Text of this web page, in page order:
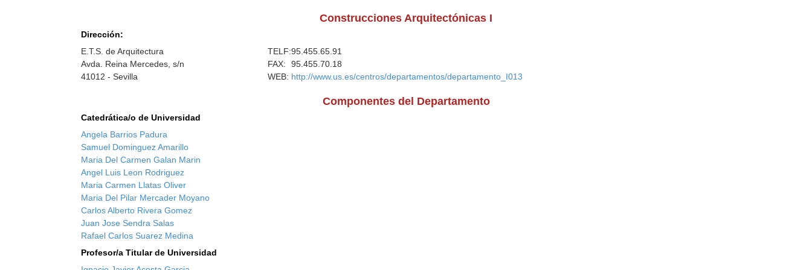
Construcciones Arquitectónicas I
Dirección:
E.T.S. de Arquitectura
Avda. Reina Mercedes, s/n
41012 - Sevilla
TELF:95.455.65.91
FAX:
95.455.70.18
WEB: http://www.us.es/centros/departamentos/departamento_I013
Componentes del Departamento
Catedrática/o de Universidad
Angela Barrios Padura
Samuel Dominguez Amarillo
Maria Del Carmen Galan Marin
Angel Luis Leon Rodriguez
Maria Carmen Llatas Oliver
Maria Del Pilar Mercader Moyano
Carlos Alberto Rivera Gomez
Juan Jose Sendra Salas
Rafael Carlos Suarez Medina
Profesor/a Titular de Universidad